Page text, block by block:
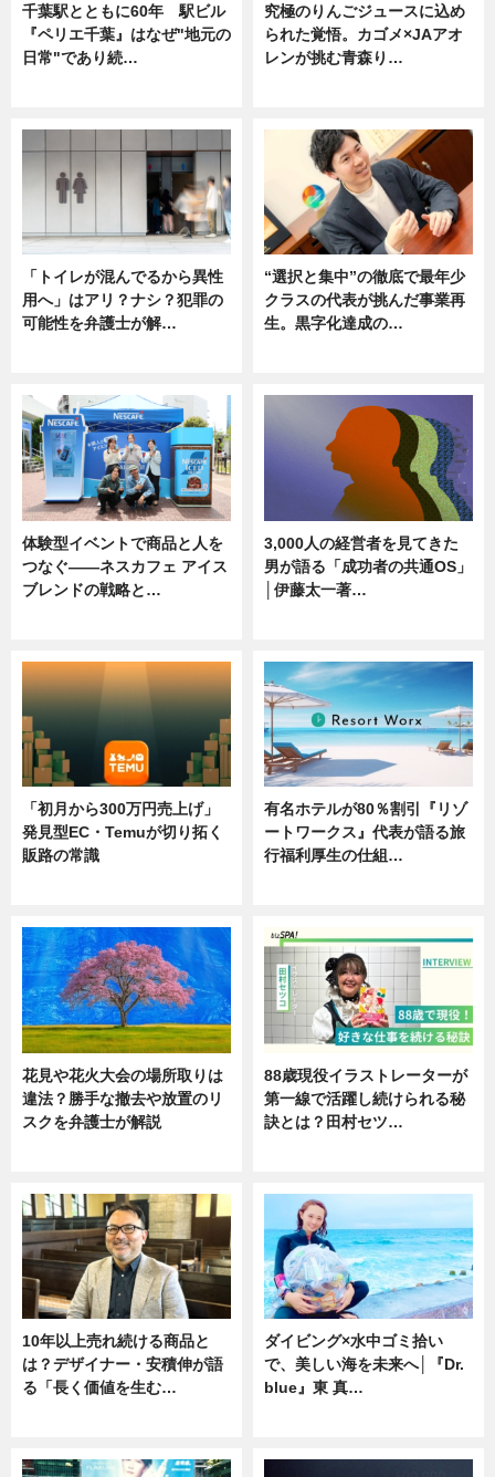
千葉駅とともに60年 駅ビル
『ペリエ千葉』はなぜ"地元の
日常"であり続…
究極のりんごジュースに込め
られた覚悟。カゴメ×JAアオ
レンが挑む青森り…
「トイレが混んでるから異性
用へ」はアリ？ナシ？犯罪の
可能性を弁護士が解…
“選択と集中”の徹底で最年少
クラスの代表が挑んだ事業再
生。黒字化達成の…
体験型イベントで商品と人を
つなぐ――ネスカフェ アイス
ブレンドの戦略と…
3,000人の経営者を見てきた
男が語る「成功者の共通OS」
│伊藤太一著…
「初月から300万円売上げ」
発見型EC・Temuが切り拓く
販路の常識
有名ホテルが80％割引『リゾ
ートワークス』代表が語る旅
行福利厚生の仕組…
花見や花火大会の場所取りは
違法？勝手な撤去や放置のリ
スクを弁護士が解説
88歳現役イラストレーターが
第一線で活躍し続けられる秘
訣とは？田村セツ…
10年以上売れ続ける商品と
は？デザイナー・安積伸が語
る「長く価値を生む…
ダイビング×水中ゴミ拾い
で、美しい海を未来へ│『Dr.
blue』東 真…